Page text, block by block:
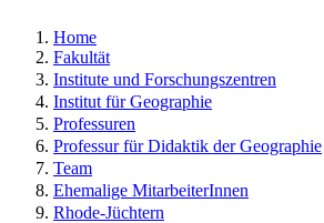
Home
Fakultät
Institute und Forschungszentren
Institut für Geographie
Professuren
Professur für Didaktik der Geographie
Team
Ehemalige MitarbeiterInnen
Rhode-Jüchtern